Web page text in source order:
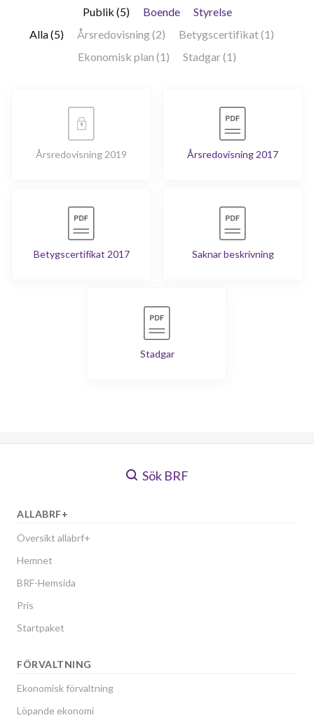
Publik (5) Boende
Styrelse
Alla (5)
Årsredovisning (2)
Betygscertifikat (1)
Ekonomisk plan (1)
Stadgar (1)
Årsredovisning 2019 Årsredovisning 2017
Betygscertifikat 2017 Saknar beskrivning
Stadgar
Sök BRF
ALLABRF+
Översikt allabrf+
Hemnet
BRF-Hemsida
Pris
Startpaket
FÖRVALTNING
Ekonomisk förvaltning
Löpande ekonomi